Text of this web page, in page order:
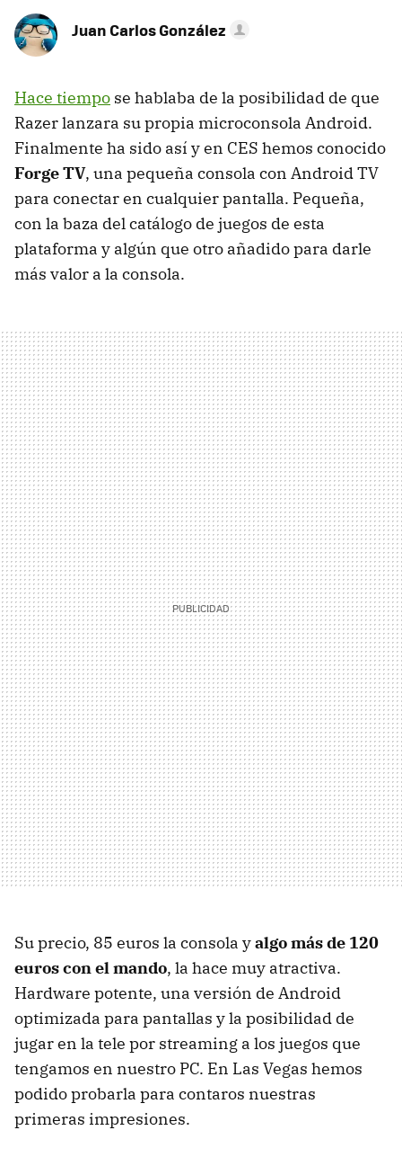
Juan Carlos González
Hace tiempo se hablaba de la posibilidad de que
Razer lanzara su propia microconsola Android.
Finalmente ha sido así y en CES hemos conocido
Forge TV, una pequeña consola con Android TV
para conectar en cualquier pantalla. Pequeña,
con la baza del catálogo de juegos de esta
plataforma y algún que otro añadido para darle
más valor a la consola.
Su precio, 85 euros la consola yalgo más de 120
euros con el mando, la hace muy atractiva.
Hardware potente, una versión de Android
optimizada para pantallas y la posibilidad de
jugar en la tele por streaming a los juegos que
tengamos en nuestro PC. En Las Vegas hemos
podido probarla para contaros nuestras
primeras impresiones.